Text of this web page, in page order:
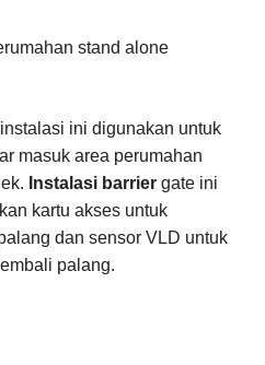
stand alone
ini digunakan untuk
masuk area perumahan
Instalasi barrier gate ini
kartu akses untuk
dan sensor VLD untuk
palang.